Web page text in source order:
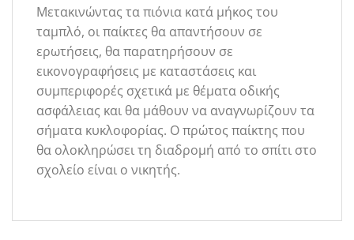
Μετακινώντας τα πιόνια κατά μήκος του
ταμπλό, οι παίκτες θα απαντήσουν σε
ερωτήσεις, θα παρατηρήσουν σε
εικονογραφήσεις με καταστάσεις και
συμπεριφορές σχετικά με θέματα οδικής
ασφάλειας και θα μάθουν να αναγνωρίζουν τα
σήματα κυκλοφορίας. Ο πρώτος παίκτης που
θα ολοκληρώσει τη διαδρομή από το σπίτι στο
σχολείο είναι ο νικητής.